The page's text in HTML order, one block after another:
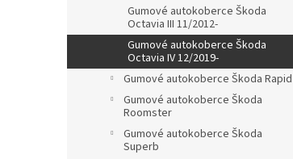
Gumové autokoberce Škoda
Octavia III 11/2012-
Gumové autokoberce Škoda
Octavia IV 12/2019-
Gumové autokoberce Škoda Rapid
Gumové autokoberce Škoda
Roomster
Gumové autokoberce Škoda
Superb